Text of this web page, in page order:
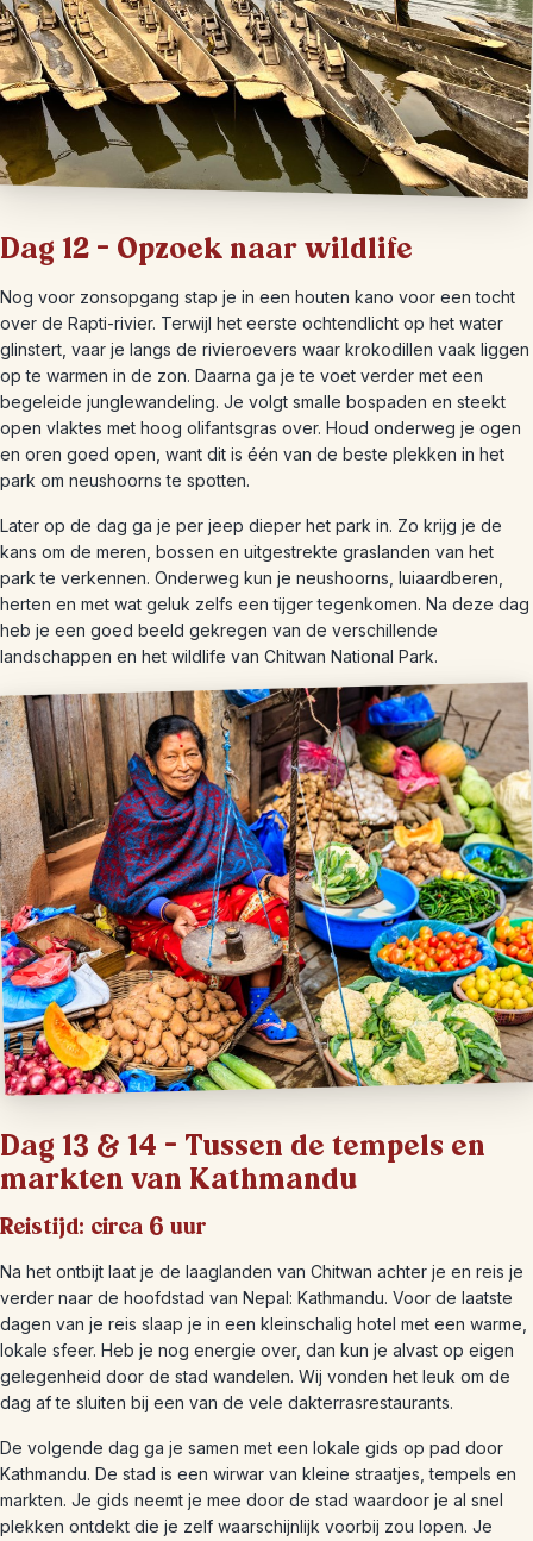
Dag 12 – Opzoek naar wildlife
Nog voor zonsopgang stap je in een houten kano voor een tocht
over de Rapti-rivier. Terwijl het eerste ochtendlicht op het water
glinstert, vaar je langs de rivieroevers waar krokodillen vaak liggen
op te warmen in de zon. Daarna ga je te voet verder met een
begeleide junglewandeling. Je volgt smalle bospaden en steekt
open vlaktes met hoog olifantsgras over. Houd onderweg je ogen
en oren goed open, want dit is één van de beste plekken in het
park om neushoorns te spotten.
Later op de dag ga je per jeep dieper het park in. Zo krijg je de
kans om de meren, bossen en uitgestrekte graslanden van het
park te verkennen. Onderweg kun je neushoorns, luiaardberen,
herten en met wat geluk zelfs een tijger tegenkomen. Na deze dag
heb je een goed beeld gekregen van de verschillende
landschappen en het wildlife van Chitwan National Park.
Dag 13 & 14 – Tussen de tempels en
markten van Kathmandu
Reistijd: circa 6 uur
Na het ontbijt laat je de laaglanden van Chitwan achter je en reis je
verder naar de hoofdstad van Nepal: Kathmandu. Voor de laatste
dagen van je reis slaap je in een kleinschalig hotel met een warme,
lokale sfeer. Heb je nog energie over, dan kun je alvast op eigen
gelegenheid door de stad wandelen. Wij vonden het leuk om de
dag af te sluiten bij een van de vele dakterrasrestaurants.
De volgende dag ga je samen met een lokale gids op pad door
Kathmandu. De stad is een wirwar van kleine straatjes, tempels en
markten. Je gids neemt je mee door de stad waardoor je al snel
plekken ontdekt die je zelf waarschijnlijk voorbij zou lopen. Je